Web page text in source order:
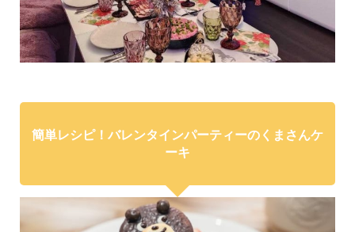
簡単レシピ！バレンタインパーティーのくまさんケ
ーキ